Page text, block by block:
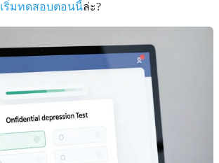
เริ่มทดสอบตอนนี้ล่ะ?